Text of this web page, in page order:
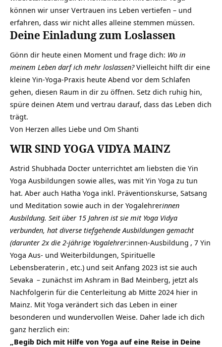
können wir unser Vertrauen ins Leben vertiefen – und
erfahren, dass wir nicht alles alleine stemmen müssen.
Deine Einladung zum Loslassen
Gönn dir heute einen Moment und frage dich: Wo in
meinem Leben darf ich mehr loslassen?Vielleicht hilft dir eine
kleine Yin-Yoga-Praxis heute Abend vor dem Schlafen
gehen, diesen Raum in dir zu öffnen. Setz dich ruhig hin,
spüre deinen Atem und vertrau darauf, dass das Leben dich
trägt.
Von Herzen alles Liebe und Om Shanti
WIR SIND YOGA VIDYA MAINZ
Astrid Shubhada Docter unterrichtet am liebsten die Yin
Yoga Ausbildungen sowie alles, was mit Yin Yoga zu tun
hat. Aber auch Hatha Yoga inkl. Präventionskurse, Satsang
und Meditation sowie auch in der Yogalehrerinnen
Ausbildung. Seit über 15 Jahren ist sie mit Yoga Vidya
verbunden, hat diverse tiefgehende Ausbildungen gemacht
(darunter 2x die 2-jährige Yogalehrer:innen-Ausbildung , 7 Yin
Yoga Aus- und Weiterbildungen, Spirituelle
Lebensberaterin , etc.) und seit Anfang 2023 ist sie auch
Sevaka – zunächst im Ashram in Bad Meinberg, jetzt als
Nachfolgerin für die Centerleitung ab Mitte 2024 hier in
Mainz. Mit Yoga verändert sich das Leben in einer
besonderen und wundervollen Weise. Daher lade ich dich
ganz herzlich ein:
„Begib Dich mit Hilfe von Yoga auf eine Reise in Deine